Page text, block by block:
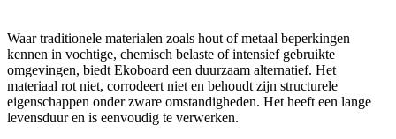
Waar traditionele materialen zoals hout of metaal beperkingen
kennen in vochtige, chemisch belaste of intensief gebruikte
omgevingen, biedt Ekoboard een duurzaam alternatief. Het
materiaal rot niet, corrodeert niet en behoudt zijn structurele
eigenschappen onder zware omstandigheden. Het heeft een lange
levensduur en is eenvoudig te verwerken.